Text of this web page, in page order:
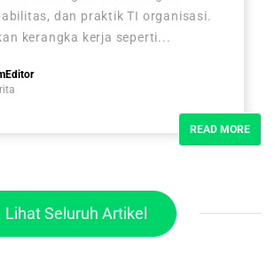
dan praktik TI organisasi.
kerangka kerja seperti...
READ MORE
Lihat Seluruh Artikel